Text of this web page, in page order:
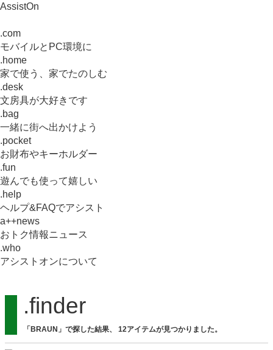
.finder
「BRAUN」で探した結果、 12アイテムが見つかりました。
AssistOn
.com
モバイルとPC環境に
.home
家で使う、家でたのしむ
.desk
文房具が大好きです
.bag
一緒に街へ出かけよう
.pocket
お財布やキーホルダー
.fun
遊んでも使って嬉しい
.help
ヘルプ&FAQでアシスト
a++news
おトク情報ニュース
.who
アシストオンについて